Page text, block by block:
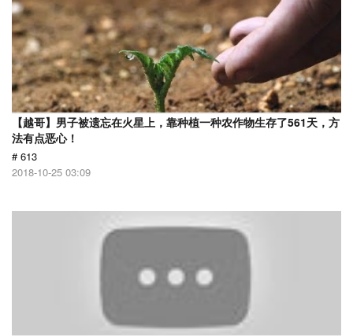
【越哥】男子被遗忘在火星上，靠种植一种农作物生存了561天，方
法有点恶心！
# 613
2018-10-25 03:09